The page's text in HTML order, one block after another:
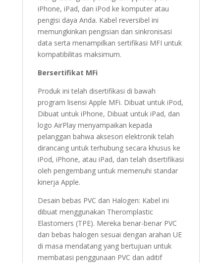
iPhone, iPad, dan iPod ke komputer atau
pengisi daya Anda. Kabel reversibel ini
memungkinkan pengisian dan sinkronisasi
data serta menampilkan sertifikasi MFI untuk
kompatibilitas maksimum.
Bersertifikat MFi
Produk ini telah disertifikasi di bawah
program lisensi Apple MFi. Dibuat untuk iPod,
Dibuat untuk iPhone, Dibuat untuk iPad, dan
logo AirPlay menyampaikan kepada
pelanggan bahwa aksesori elektronik telah
dirancang untuk terhubung secara khusus ke
iPod, iPhone, atau iPad, dan telah disertifikasi
oleh pengembang untuk memenuhi standar
kinerja Apple.
Desain bebas PVC dan Halogen: Kabel ini
dibuat menggunakan Theromplastic
Elastomers (TPE). Mereka benar-benar PVC
dan bebas halogen sesuai dengan arahan UE
di masa mendatang yang bertujuan untuk
membatasi penggunaan PVC dan aditif